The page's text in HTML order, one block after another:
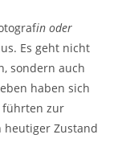
in oder
Es geht nicht
sondern auch
haben sich
führten zur
heutiger Zustand